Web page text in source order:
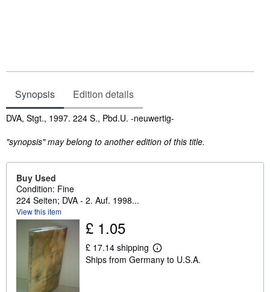
Synopsis Edition details
Synopsis
DVA, Stgt., 1997. 224 S., Pbd.U. -neuwertig-
"synopsis" may belong to another edition of this title.
Buy Used
Condition: Fine
224 Seiten; DVA - 2. Auf. 1998...
View this item
£ 1.05
£ 17.14 shipping
L
e
Ships from Germany to U.S.A.